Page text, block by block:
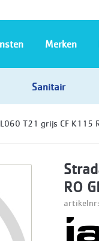
Sanitair
Merken
T21 grijs CF K115
RO